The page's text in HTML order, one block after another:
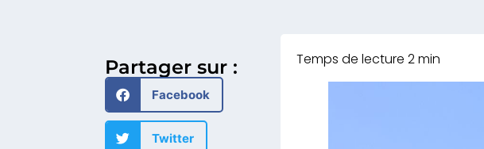
Partager sur :
Facebook
Twitter